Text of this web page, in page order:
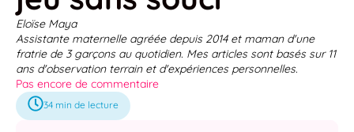
Eloïse Maya
Assistante maternelle agréée depuis 2014 et maman d'une
fratrie de 3 garçons au quotidien. Mes articles sont basés sur 11
ans d'observation terrain et d'expériences personnelles.
Pas encore de commentaire
34 min de lecture